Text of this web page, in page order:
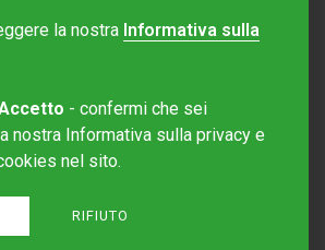
Editore Rotostampa SA
Sito creato daRedesign
la nostra Informativa sulla
- confermi che sei
nostra Informativa sulla privacy e
nel sito.
RIFIUTO